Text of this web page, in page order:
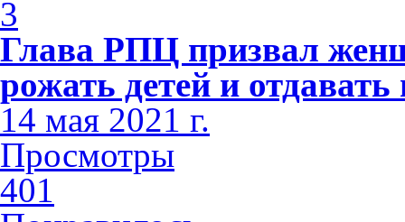
3
Глава РПЦ призвал
рожать детей и
14 мая 2021 г.
Просмотры
401